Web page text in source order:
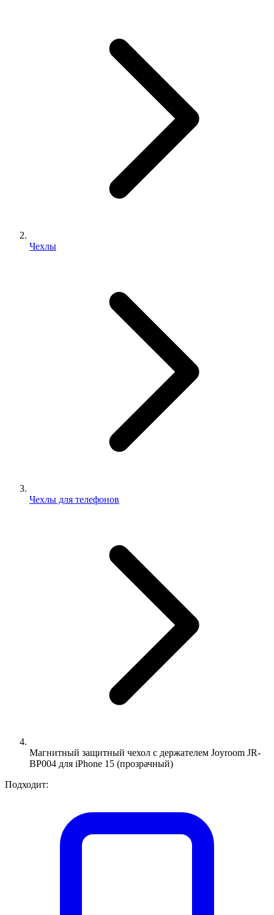
Чехлы
Чехлы для телефонов
Магнитный защитный чехол с держателем Joyroom JR-
BP004 для iPhone 15 (прозрачный)
Подходит: